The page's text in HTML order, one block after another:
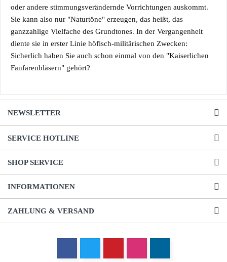
oder andere stimmungsverändernde Vorrichtungen auskommt.
Sie kann also nur "Naturtöne" erzeugen, das heißt, das
ganzzahlige Vielfache des Grundtones. In der Vergangenheit
diente sie in erster Linie höfisch-militärischen Zwecken:
Sicherlich haben Sie auch schon einmal von den "Kaiserlichen
Fanfarenbläsern" gehört?
NEWSLETTER
SERVICE HOTLINE
SHOP SERVICE
INFORMATIONEN
ZAHLUNG & VERSAND